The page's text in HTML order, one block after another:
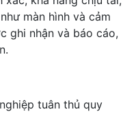
màn hình và cảm
ghi nhận và báo cáo,
tuân thủ quy